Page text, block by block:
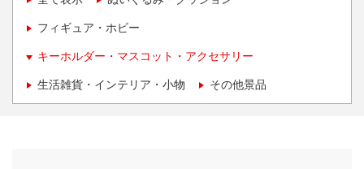
フィギュア・ホビー
キーホルダー・マスコット・アクセサリー
生活雑貨・インテリア・小物 その他景品